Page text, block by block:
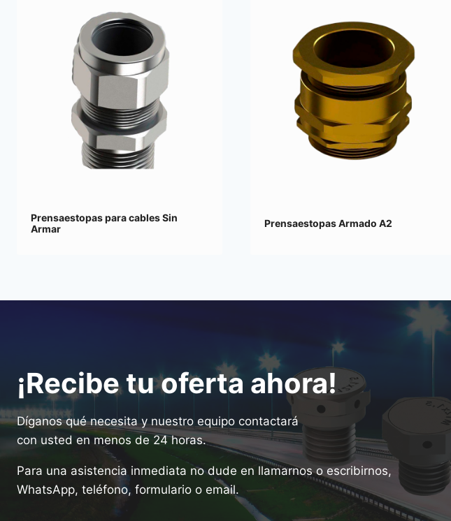
Prensaestopas para cables Sin
Armar
Prensaestopas Armado A2
¡Recibe tu oferta ahora!
Díganos qué necesita y nuestro equipo contactará
con usted en menos de 24 horas.
Para una asistencia inmediata no dude en llamarnos o escribirnos,
WhatsApp, teléfono, formulario o email.